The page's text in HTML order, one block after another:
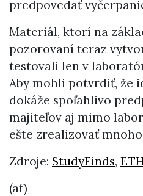
predpovedať
Materiál, ktorí na
pozorovaní teraz
testovali len v
Aby mohli potvrdiť, že
dokáže spoľahlivo
majiteľov aj mimo
ešte zrealizovať
Zdroje: StudyFinds,
(af)